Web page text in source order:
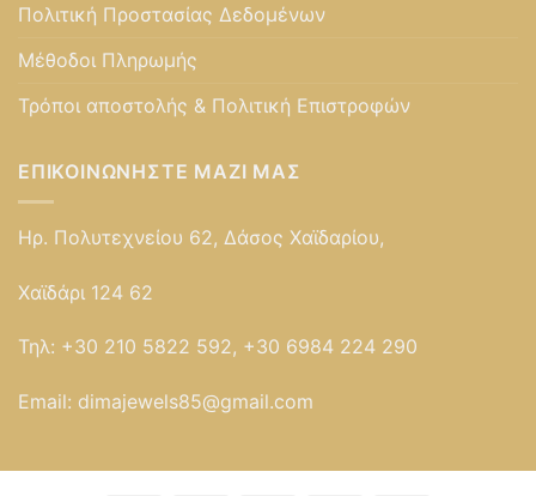
Πολιτική Προστασίας Δεδομένων
Μέθοδοι Πληρωμής
Τρόποι αποστολής & Πολιτική Επιστροφών
ΕΠΙΚΟΙΝΩΝΉΣΤΕ ΜΑΖΊ ΜΑΣ
Ηρ. Πολυτεχνείου 62, Δάσος Χαϊδαρίου,
Χαϊδάρι 124 62
Τηλ: +30 210 5822 592, +30 6984 224 290
Email: dimajewels85@gmail.com